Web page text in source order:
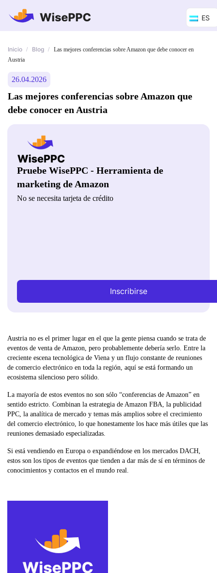
ES
Inicio / Blog /
Las mejores conferencias sobre Amazon que debe conocer en
Austria
26.04.2026
Las mejores conferencias sobre Amazon que
debe conocer en Austria
Pruebe WisePPC - Herramienta de
marketing de Amazon
No se necesita tarjeta de crédito
Inscribirse
Austria no es el primer lugar en el que la gente piensa cuando se trata de
eventos de venta de Amazon, pero probablemente debería serlo. Entre la
creciente escena tecnológica de Viena y un flujo constante de reuniones
de comercio electrónico en toda la región, aquí se está formando un
ecosistema silencioso pero sólido.
La mayoría de estos eventos no son sólo “conferencias de Amazon” en
sentido estricto. Combinan la estrategia de Amazon FBA, la publicidad
PPC, la analítica de mercado y temas más amplios sobre el crecimiento
del comercio electrónico, lo que honestamente los hace más útiles que las
reuniones demasiado especializadas.
Si está vendiendo en Europa o expandiéndose en los mercados DACH,
estos son los tipos de eventos que tienden a dar más de sí en términos de
conocimientos y contactos en el mundo real.